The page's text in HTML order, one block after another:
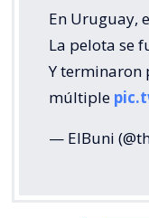
En Uruguay,
La pelota se
Y terminaron
múltiple
— ElBuni